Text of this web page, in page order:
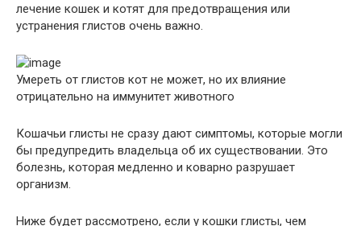
лечение кошек и котят для предотвращения или
устранения глистов очень важно.
Умереть от глистов кот не может, но их влияние
отрицательно на иммунитет животного
Кошачьи глисты не сразу дают симптомы, которые могли
бы предупредить владельца об их существовании. Это
болезнь, которая медленно и коварно разрушает
организм.
Ниже будет рассмотрено, если у кошки глисты, чем